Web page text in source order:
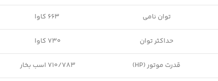
توان نامی
حداکثر توان 730 کاوا
قدرت موتور (HP) 710/783 اسب بخار